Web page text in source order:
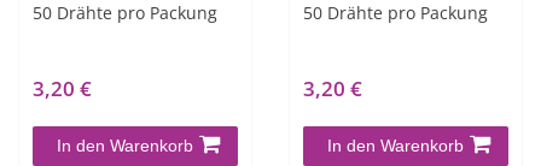
50 Drähte pro Packung
3,20 €
In den Warenkorb
50 Drähte pro Packung
3,20 €
In den Warenkorb